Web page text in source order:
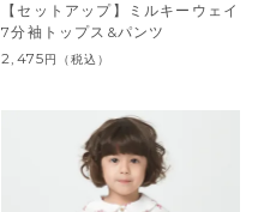
【セットアップ】ミルキーウェイ
7分袖トップス&パンツ
2,475円 （税込）